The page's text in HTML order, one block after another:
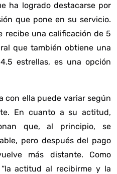
ha logrado destacarse por
que pone en su servicio.
recibe una calificación de 5
que también obtiene una
estrellas, es una opción
con ella puede variar según
En cuanto a su actitud,
que, al principio, se
pero después del pago
más distante. Como
actitud al recibirme y la